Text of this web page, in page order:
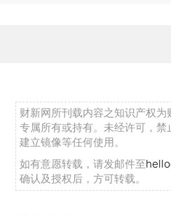
情发展趋势，力争为防汛
泊堤防巡查排险，做到险
李克强说，在做好当前
面提升防汛抗洪和减灾救
中暴露出来的问题，下决
财新网所刊载内容之知识产权
专属所有或持有。未经许可，禁
建立镜像等任何使用。
如有意愿转载，请发邮件至
确认及授权后，方可转载。